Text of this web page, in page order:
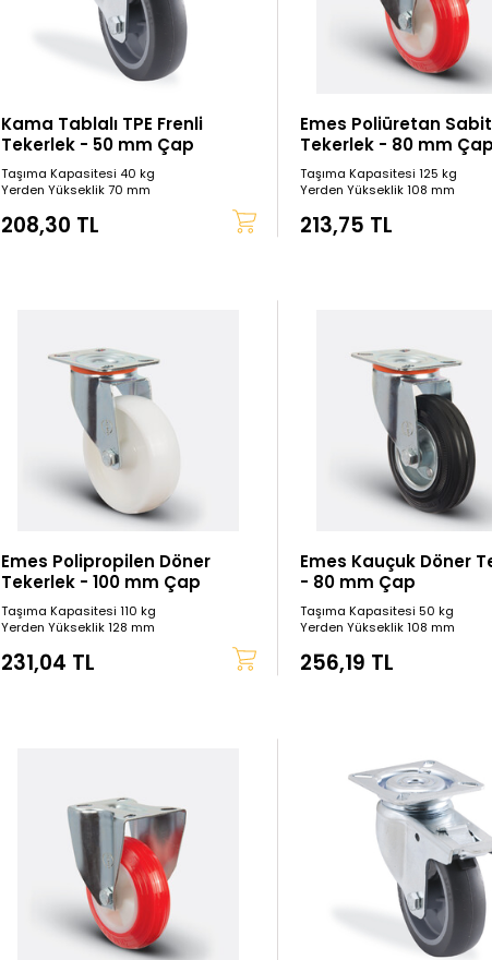
Kama Tablalı TPE Frenli
Tekerlek - 50 mm Çap
Taşıma Kapasitesi 40 kg
Yerden Yükseklik 70 mm
208,30 TL
Emes Poliüretan Sabit
Tekerlek - 80 mm Çap
Taşıma Kapasitesi 125 kg
Yerden Yükseklik 108 mm
213,75 TL
Emes Polipropilen Döner
Tekerlek - 100 mm Çap
Taşıma Kapasitesi 110 kg
Yerden Yükseklik 128 mm
231,04 TL
Emes Kauçuk Döner
- 80 mm Çap
Taşıma Kapasitesi 50 kg
Yerden Yükseklik 108 mm
256,19 TL